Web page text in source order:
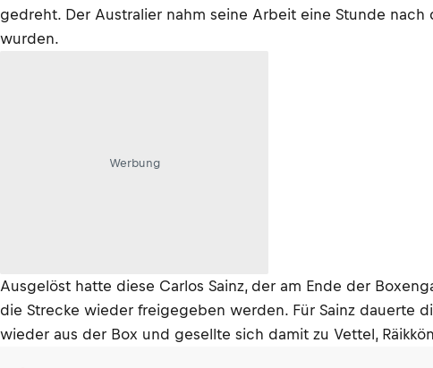
gedreht. Der Australier nahm seine Arbeit eine Stunde
wurden.
Werbung
Ausgelöst hatte diese Carlos Sainz, der am Ende der
die Strecke wieder freigegeben werden. Für Sainz dauerte
wieder aus der Box und gesellte sich damit zu Vettel,